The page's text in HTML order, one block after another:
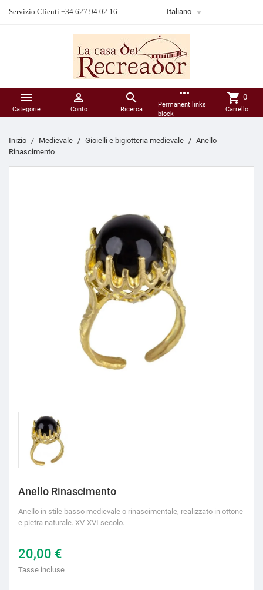
Servizio Clienti +34 627 94 02 16 Italiano 

Categorie

Conto

Ricerca
more_horiz
Permanent links
block
shopping_cart 0
Carrello
Inizio Medievale Gioielli e bigiotteria medievale
Anello
Rinascimento
Anello Rinascimento
Anello in stile basso medievale o rinascimentale, realizzato in ottone
e pietra naturale. XV-XVI secolo.
20,00 €
Tasse incluse